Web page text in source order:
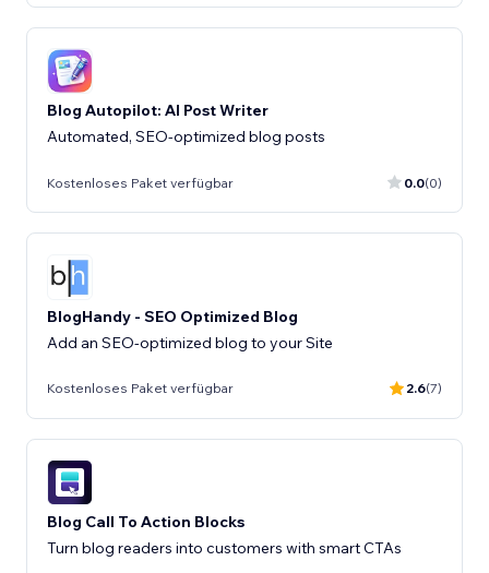
Blog Autopilot: AI Post Writer
Automated, SEO-optimized blog posts
Kostenloses Paket verfügbar 0.0(0)
BlogHandy ‑ SEO Optimized Blog
Add an SEO-optimized blog to your Site
Kostenloses Paket verfügbar 2.6(7)
Blog Call To Action Blocks
Turn blog readers into customers with smart CTAs